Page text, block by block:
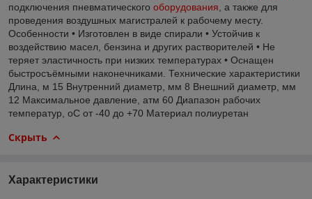
подключения пневматического оборудования , а также для
проведения воздушных магистралей к рабочему месту.
Особенности • Изготовлен в виде спирали • Устойчив к
воздействию масел, бензина и других растворителей • Не
теряет эластичность при низких температурах • Оснащен
быстросъёмными наконечниками. Технические характеристики
Длина, м 15 Внутренний диаметр, мм 8 Внешний диаметр, мм
12 Максимальное давление, атм 60 Диапазон рабочих
температур, оС от -40 до +70 Материал полиуретан
Скрыть
Характеристики